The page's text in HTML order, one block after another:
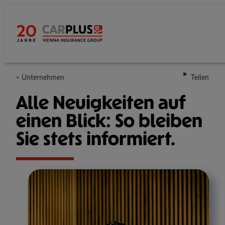
Unternehmen Teilen
Alle Neu­ig­kei­ten auf
einen Blick: So bleiben
Sie stets infor­miert.